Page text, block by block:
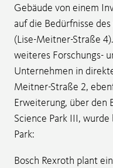
Gebäude von einem
auf die Bedürfnisse
(Lise-Meitner-Straße
weiteres Forschungs-
Unternehmen in
Meitner-Straße 2,
Erweiterung, über den
Science Park III,
Park:
Bosch Rexroth plant